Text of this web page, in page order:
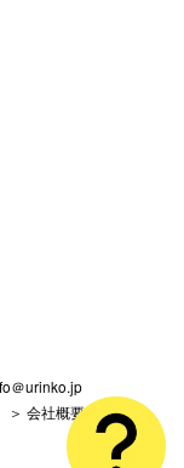
＠urinko.jp
会社概要